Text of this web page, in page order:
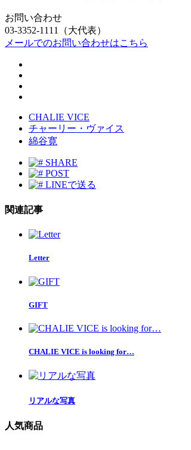
お問い合わせ
03-3352-1111（大代表）
メールでのお問い合わせはこちら
CHALIE VICE
チャーリー・ヴァイス
綿谷寛
SHARE
POST
LINEで送る
関連記事
Letter
GIFT
CHALIE VICE is looking for…
リアルな写真
人気商品